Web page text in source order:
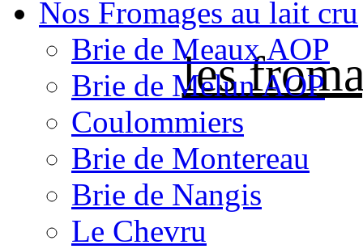
les
Nos Fromages au lait cru
Brie de Meaux AOP
Brie de Melun AOP
Coulommiers
Brie de Montereau
Brie de Nangis
Le Chevru